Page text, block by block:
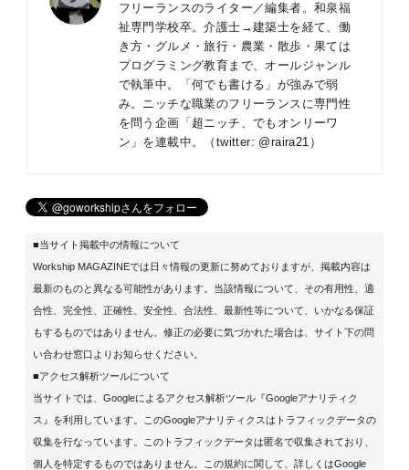
フリーランスのライター／編集者。和泉福
祉専門学校卒。介護士→建築士を経て、働
き方・グルメ・旅行・農業・散歩・果ては
プログラミング教育まで、オールジャンル
で執筆中。「何でも書ける」が強みで弱
み。ニッチな職業のフリーランスに専門性
を問う企画「 超ニッチ、でもオンリーワ
ン 」を連載中。（twitter: @raira21 ）
■当サイト掲載中の情報について
Workship MAGAZINEでは日々情報の更新に努めておりますが、掲載内容は
最新のものと異なる可能性があります。当該情報について、その有用性、適
合性、完全性、正確性、安全性、合法性、最新性等について、いかなる保証
もするものではありません。修正の必要に気づかれた場合は、サイト下の問
い合わせ窓口よりお知らせください。
■アクセス解析ツールについて
当サイトでは、Googleによるアクセス解析ツール『Googleアナリティク
ス』を利用しています。このGoogleアナリティクスはトラフィックデータの
収集を行なっています。このトラフィックデータは匿名で収集されており、
個人を特定するものではありません。この規約に関して、詳しくはGoogle